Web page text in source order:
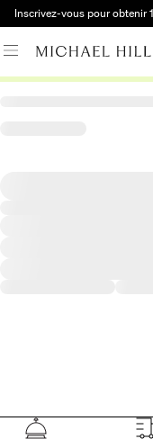
Inscrivez-vous pour obtenir